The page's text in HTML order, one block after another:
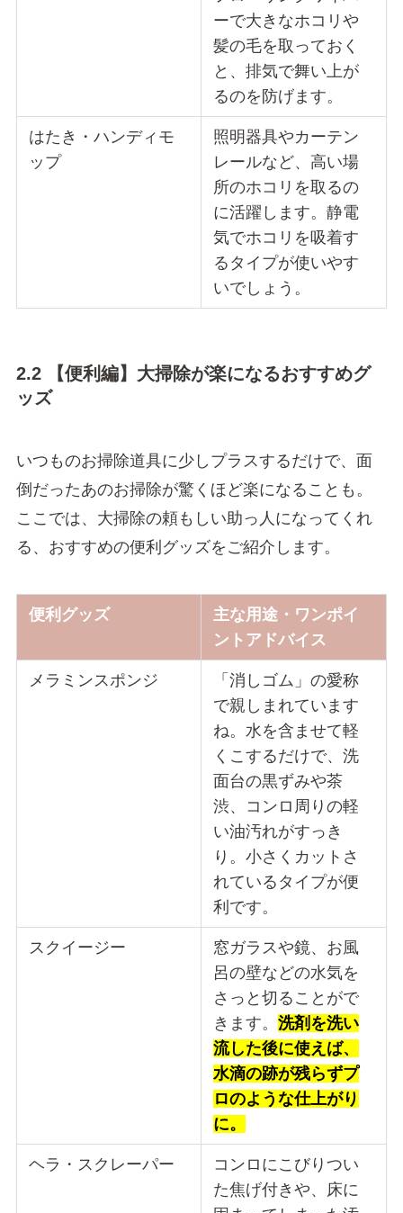
ーで大きなホコリや
髪の毛を取っておく
と、排気で舞い上が
るのを防げます。
はたき・ハンディモ
ップ
照明器具やカーテン
レールなど、高い場
所のホコリを取るの
に活躍します。静電
気でホコリを吸着す
るタイプが使いやす
いでしょう。
2.2 【便利編】大掃除が楽になるおすすめグ
ッズ
いつものお掃除道具に少しプラスするだけで、面
倒だったあのお掃除が驚くほど楽になることも。
ここでは、大掃除の頼もしい助っ人になってくれ
る、おすすめの便利グッズをご紹介します。
便利グッズ
主な用途・ワンポイ
ントアドバイス
メラミンスポンジ
「消しゴム」の愛称
で親しまれています
ね。水を含ませて軽
くこするだけで、洗
面台の黒ずみや茶
渋、コンロ周りの軽
い油汚れがすっき
り。小さくカットさ
れているタイプが便
利です。
スクイージー
窓ガラスや鏡、お風
呂の壁などの水気を
さっと切ることがで
きます。洗剤を洗い
流した後に使えば、
水滴の跡が残らずプ
ロのような仕上がり
に。
ヘラ・スクレーパー
コンロにこびりつい
た焦げ付きや、床に